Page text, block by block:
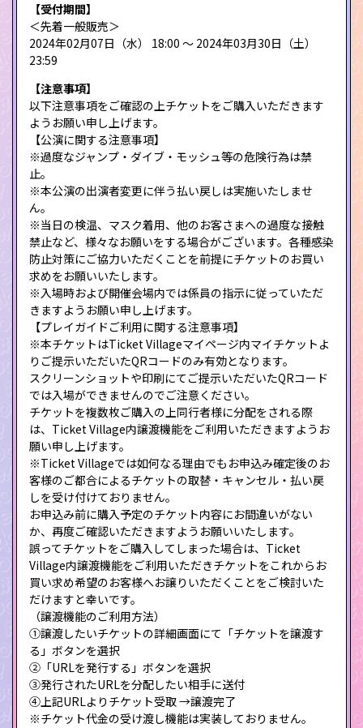
【受付期間】
＜先着一般販売＞
2024年02月07日（水） 18:00 〜 2024年03月30日（土）
23:59
【注意事項】
以下注意事項をご確認の上チケットをご購入いただきます
ようお願い申し上げます。
【公演に関する注意事項】
※過度なジャンプ・ダイブ・モッシュ等の危険行為は禁
止。
※本公演の出演者変更に伴う払い戻しは実施いたしませ
ん。
※当日の検温、マスク着用、他のお客さまへの過度な接触
禁止など、様々なお願いをする場合がございます。各種感染
防止対策にご協力いただくことを前提にチケットのお買い
求めをお願いいたします。
※入場時および開催会場内では係員の指示に従っていただ
きますようお願い申し上げます。
【プレイガイドご利用に関する注意事項】
※本チケットはTicket Villageマイページ内マイチケットよ
りご提示いただいたQRコードのみ有効となります。
スクリーンショットや印刷にてご提示いただいたQRコード
では入場ができませんのでご注意ください。
チケットを複数枚ご購入の上同行者様に分配をされる際
は、Ticket Village内譲渡機能をご利用いただきますようお
願い申し上げます。
※Ticket Villageでは如何なる理由でもお申込み確定後のお
客様のご都合によるチケットの取替・キャンセル・払い戻
しを受け付けておりません。
お申込み前に購入予定のチケット内容にお間違いがない
か、再度ご確認いただきますようお願いいたします。
誤ってチケットをご購入してしまった場合は、Ticket
Village内譲渡機能をご利用いただきチケットをこれからお
買い求め希望のお客様へお譲りいただくことをご検討いた
だけますと幸いです。
（譲渡機能のご利用方法）
①譲渡したいチケットの詳細画面にて「チケットを譲渡す
る」ボタンを選択
②「URLを発行する」ボタンを選択
③発行されたURLを分配したい相手に送付
④上記URLよりチケット受取 →譲渡完了
※チケット代金の受け渡し機能は実装しておりません。